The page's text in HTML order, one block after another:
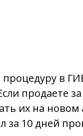
в
продаете
их на новом
за 10 дней